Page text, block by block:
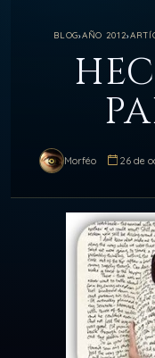
BLOG›AÑO 2012›
Morféo 26 de